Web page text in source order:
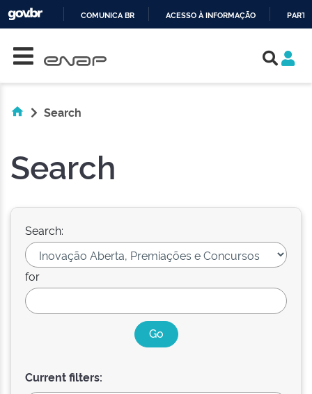
COMUNICA BR ACESSO À INFORMAÇÃO
Search
Search
Search:
for
Current filters: